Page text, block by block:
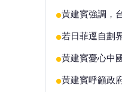
●黃建賓強調，
●若日菲逕自劃
●黃建賓憂心中
●黃建賓呼籲政